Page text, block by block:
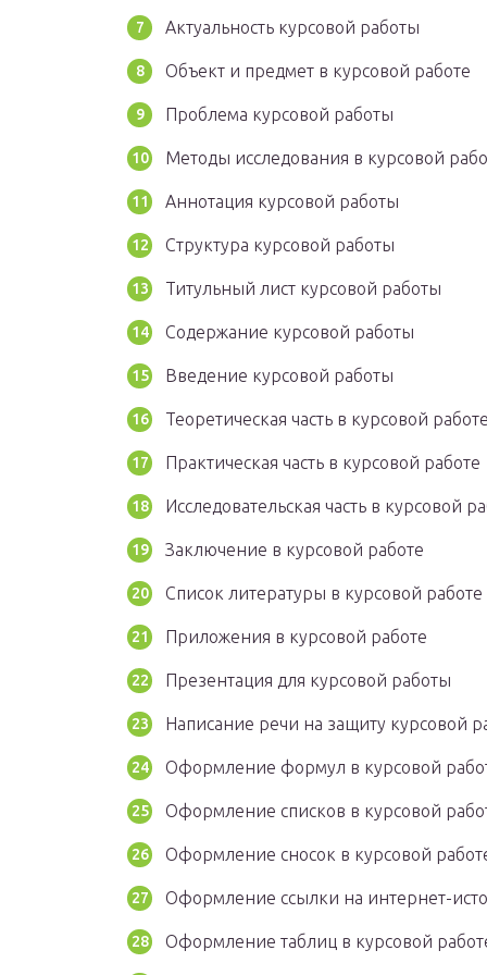
Актуальность курсовой работы
Объект и предмет в курсовой работе
Проблема курсовой работы
Методы исследования в курсовой
Аннотация курсовой работы
Структура курсовой работы
Титульный лист курсовой работы
Содержание курсовой работы
Введение курсовой работы
Теоретическая часть в курсовой работе
Практическая часть в курсовой работе
Исследовательская часть в курсовой
Заключение в курсовой работе
Список литературы в курсовой работе
Приложения в курсовой работе
Презентация для курсовой работы
Написание речи на защиту курсовой
Оформление формул в курсовой
Оформление списков в курсовой
Оформление сносок в курсовой
Оформление ссылки на интернет-
Оформление таблиц в курсовой